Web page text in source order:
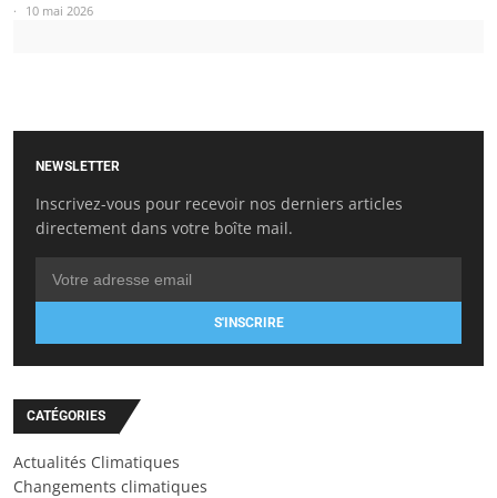
10 mai 2026
NEWSLETTER
Inscrivez-vous pour recevoir nos derniers articles
directement dans votre boîte mail.
S'INSCRIRE
CATÉGORIES
Actualités Climatiques
Changements climatiques